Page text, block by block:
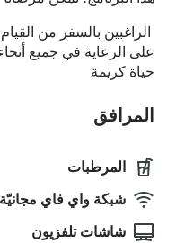
الراغبين بالسفر من
على الرعاية في جميع
حياة كريمة
المرافق
المرطبات
شبكة واي فاي مجانيّة
شاشات تلفزيون